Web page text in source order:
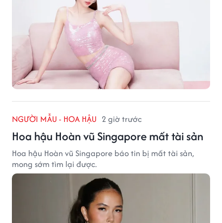
NGƯỜI MẪU - HOA HẬU 2 giờ trước
Hoa hậu Hoàn vũ Singapore mất tài sản
Hoa hậu Hoàn vũ Singapore báo tin bị mất tài sản,
mong sớm tìm lại được.